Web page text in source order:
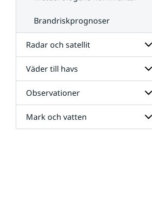
Brandriskprognoser
Radar och satellit
och
Väder till havs
till
Observationer
Mark och vatten